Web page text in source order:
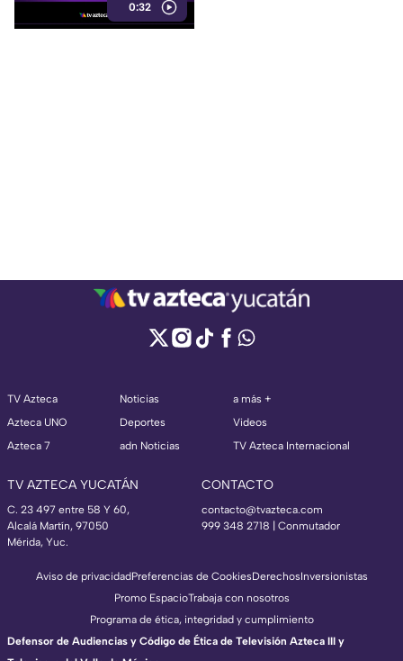
0:32
TV Azteca
Azteca UNO
Azteca 7
Noticias
Deportes
adn Noticias
a más +
Videos
TV Azteca Internacional
TV AZTECA YUCATÁN
C. 23 497 entre 58 Y 60,
Alcalá Martín, 97050
Mérida, Yuc.
CONTACTO
contacto@tvazteca.com
999 348 2718 | Conmutador
Aviso de privacidadPreferencias de CookiesDerechosInversionistas
Promo EspacioTrabaja con nosotros
Programa de ética, integridad y cumplimiento
Defensor de Audiencias y Código de Ética de Televisión Azteca III y